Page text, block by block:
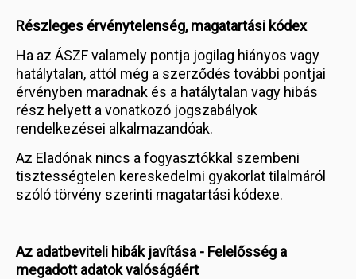
Részleges érvénytelenség, magatartási kódex
Ha az ÁSZF valamely pontja jogilag hiányos vagy
hatálytalan, attól még a szerződés további pontjai
érvényben maradnak és a hatálytalan vagy hibás
rész helyett a vonatkozó jogszabályok
rendelkezései alkalmazandóak.
Az Eladónak nincs a fogyasztókkal szembeni
tisztességtelen kereskedelmi gyakorlat tilalmáról
szóló törvény szerinti magatartási kódexe.
Az adatbeviteli hibák javítása - Felelősség a
megadott adatok valóságáért